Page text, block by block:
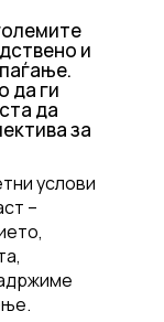
и
да ги
да
за
услови
–